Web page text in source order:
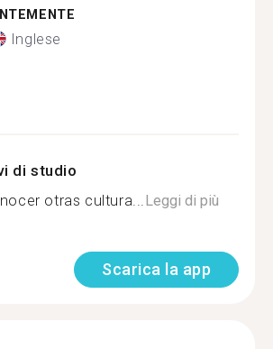
Inglese
di studio
otras cultura...Leggi di più
Scarica la app